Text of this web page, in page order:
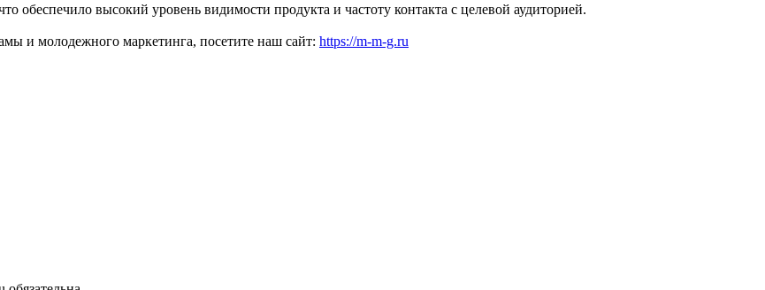
обеспечило высокий уровень видимости продукта и частоту контакта с целевой аудиторией.
и молодежного маркетинга, посетите наш сайт: https://m-m-g.ru